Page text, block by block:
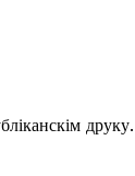
друку.